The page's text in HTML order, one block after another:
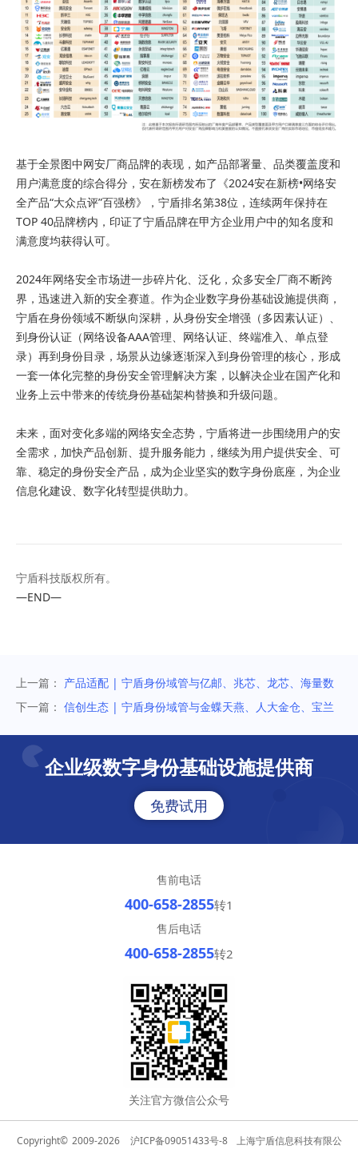
基于全景图中网安厂商品牌的表现，如产品部署量、品类覆盖度和
用户满意度的综合得分，安在新榜发布了《2024安在新榜•网络安
全产品“大众点评”百强榜》，宁盾排名第38位，连续两年保持在
TOP 40品牌榜内，印证了宁盾品牌在甲方企业用户中的知名度和
满意度均获得认可。
2024年网络安全市场进一步碎片化、泛化，众多安全厂商不断跨
界，迅速进入新的安全赛道。作为企业数字身份基础设施提供商，
宁盾在身份领域不断纵向深耕，从身份安全增强（多因素认证）、
到身份认证（网络设备AAA管理、网络认证、终端准入、单点登
录）再到身份目录，场景从边缘逐渐深入到身份管理的核心，形成
一套一体化完整的身份安全管理解决方案，以解决企业在国产化和
业务上云中带来的传统身份基础架构替换和升级问题。
未来，面对变化多端的网络安全态势，宁盾将进一步围绕用户的安
全需求，加快产品创新、提升服务能力，继续为用户提供安全、可
靠、稳定的身份安全产品，成为企业坚实的数字身份底座，为企业
信息化建设、数字化转型提供助力。
宁盾科技版权所有。
—END—
上一篇： 产品适配 | 宁盾身份域管与亿邮、兆芯、龙芯、海量数
据完成兼容互认证
下一篇： 信创生态 | 宁盾身份域管与金蝶天燕、人大金仓、宝兰
企业级数字身份基础设施提供商
免费试用
售前电话
400-658-2855转1
售后电话
400-658-2855转2
关注官方微信公众号
Copyright© 2009-2026 沪ICP备09051433号-8 上海宁盾信息科技有限公